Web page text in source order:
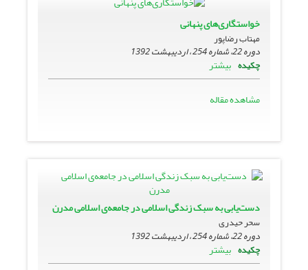
خواستگاری‌های پنهانی
مهتاب رضاپور
دوره 22، شماره 254 ، اردیبهشت 1392
چکیده بیشتر
مشاهده مقاله
دست‌یابی به سبک زندگی اسلامی در جامعه‌ی اسلامی مدرن
سحر حیدری
دوره 22، شماره 254 ، اردیبهشت 1392
چکیده بیشتر